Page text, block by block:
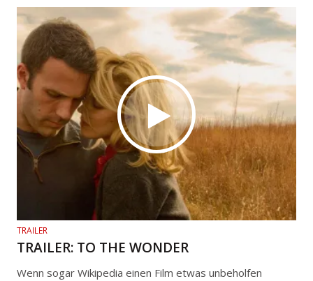
TRAILER
TRAILER: TO THE WONDER
Wenn sogar Wikipedia einen Film etwas unbeholfen